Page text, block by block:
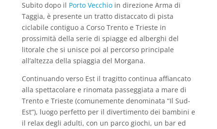
Subito dopo il Porto Vecchioin direzione Arma di
Taggia, è presente un tratto distaccato di pista
ciclabile contiguo a Corso Trento e Trieste in
prossimità della serie di spiagge ed alberghi del
litorale che si unisce poi al percorso principale
all’altezza della spiaggia del Morgana.
Continuando verso Est il tragitto continua affiancato
alla spettacolare e rinomata passeggiata a mare di
Trento e Trieste (comunemente denominata “Il Sud-
Est”), luogo perfetto per il divertimento dei bambini e
il relax degli adulti, con un parco giochi, un bar ed